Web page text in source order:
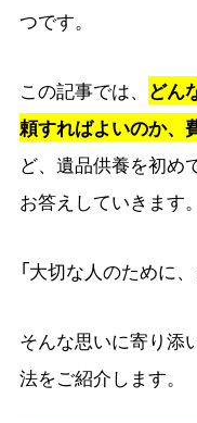
つです。
この記事では、 どん
頼すればよいのか、
ど、遺品供養を初め
お答えしていきます。
「大切な人のために
そんな思いに寄り添
法をご紹介します。